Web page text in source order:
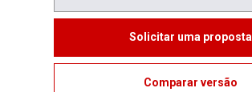
Solicitar uma proposta
Comparar versão